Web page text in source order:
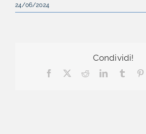
24/06/2024
Condividi!
Facebook RedditLinkedInTumblr